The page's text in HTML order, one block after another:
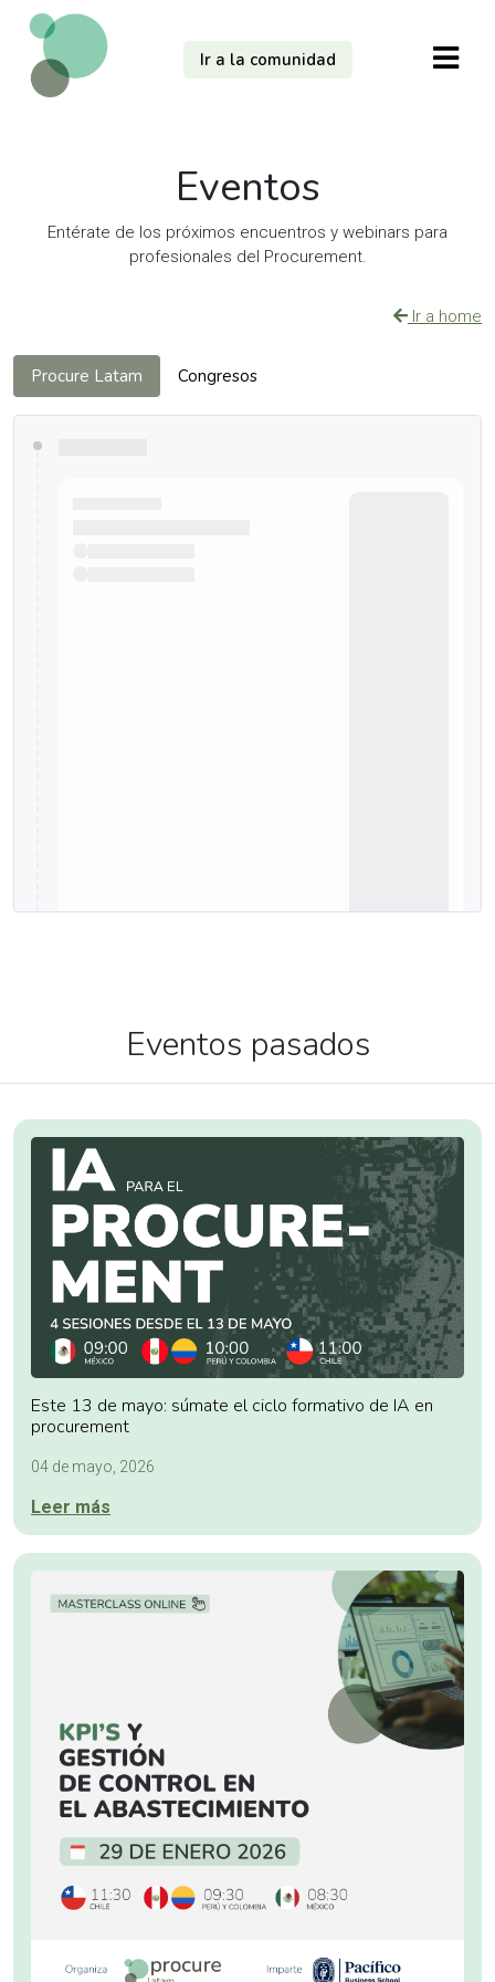
Ir a la comunidad
Eventos
Entérate de los próximos encuentros y webinars para
profesionales del Procurement.
Ir a home
Procure Latam Congresos
Eventos pasados
Este 13 de mayo: súmate el ciclo formativo de IA en
procurement
04 de mayo, 2026
Leer más